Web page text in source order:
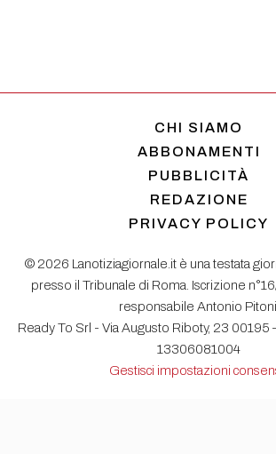
CHI SIAMO
ABBONAMENTI
PUBBLICITÀ
REDAZIONE
PRIVACY POLICY
© 2026 Lanotiziagiornale.it è una testata
presso il Tribunale di Roma. Iscrizione
responsabile Antonio Pitoni.
Ready To Srl - Via Augusto Riboty, 23 00195
13306081004
Gestisci impostazioni